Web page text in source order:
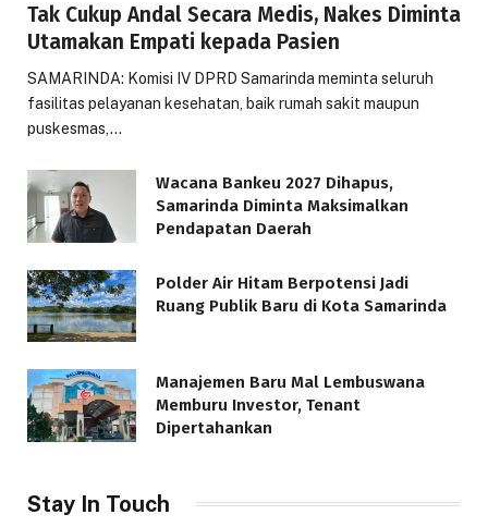
Tak Cukup Andal Secara Medis, Nakes Diminta
Utamakan Empati kepada Pasien
SAMARINDA: Komisi IV DPRD Samarinda meminta seluruh
fasilitas pelayanan kesehatan, baik rumah sakit maupun
puskesmas,…
Wacana Bankeu 2027 Dihapus,
Samarinda Diminta Maksimalkan
Pendapatan Daerah
Polder Air Hitam Berpotensi Jadi
Ruang Publik Baru di Kota Samarinda
Manajemen Baru Mal Lembuswana
Memburu Investor, Tenant
Dipertahankan
Stay In Touch